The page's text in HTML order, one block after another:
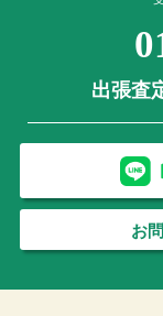
出張査
お